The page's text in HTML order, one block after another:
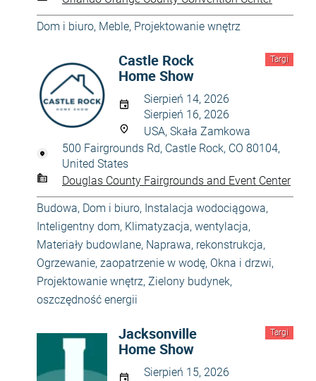
Dom i biuro, Meble, Projektowanie wnętrz
Targi
Castle Rock
Home Show
Sierpień 14, 2026
Sierpień 16, 2026
USA, Skała Zamkowa
500 Fairgrounds Rd, Castle Rock, CO 80104,
United States
Douglas County Fairgrounds and Event Center
Budowa, Dom i biuro, Instalacja wodociągowa,
Inteligentny dom, Klimatyzacja, wentylacja,
Materiały budowlane, Naprawa, rekonstrukcja,
Ogrzewanie, zaopatrzenie w wodę, Okna i drzwi,
Projektowanie wnętrz, Zielony budynek,
oszczędność energii
Targi
Jacksonville
Home Show
Sierpień 15, 2026